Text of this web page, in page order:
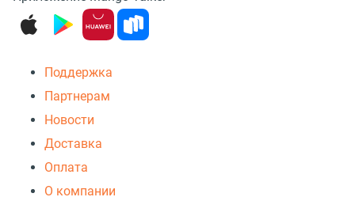
Поддержка
Партнерам
Новости
Доставка
Оплата
О компании